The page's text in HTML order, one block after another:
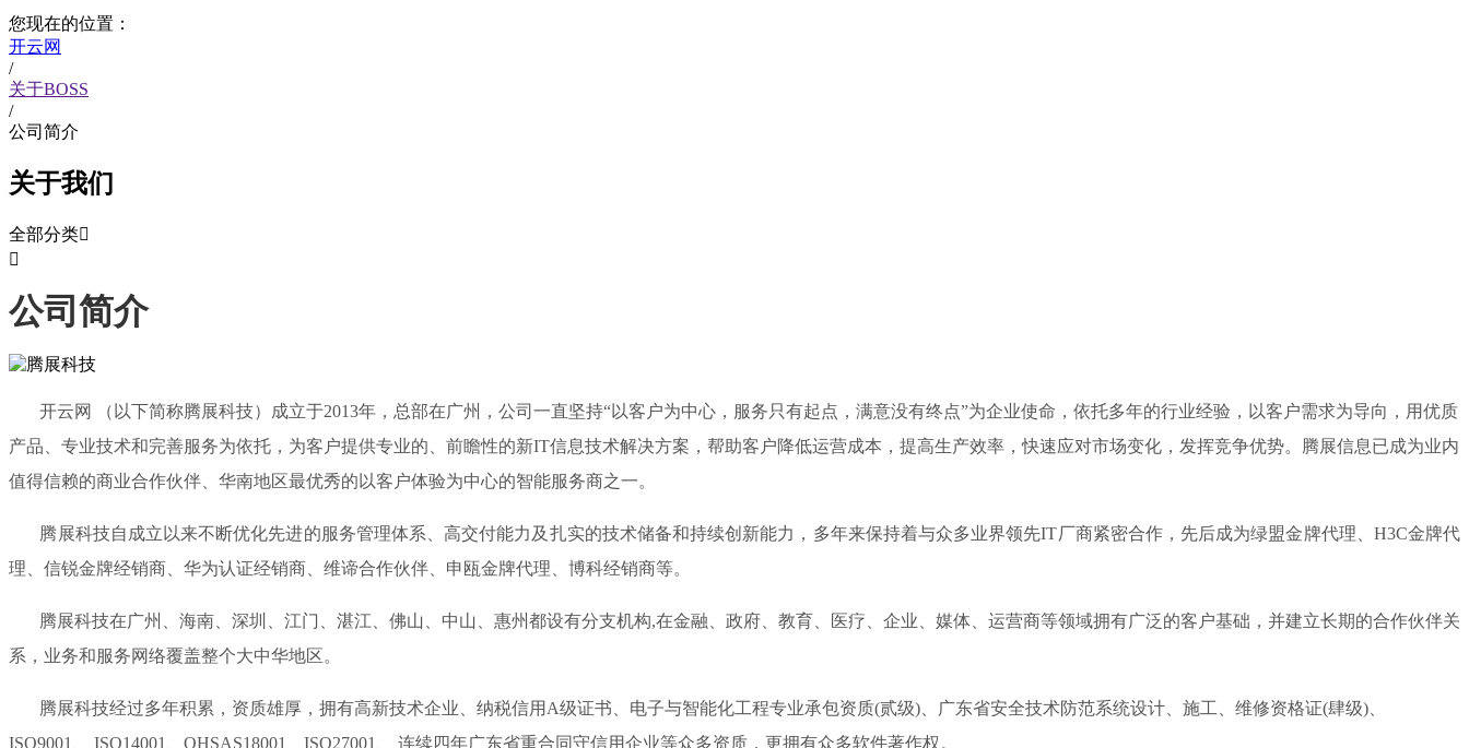
您现在的位置：
开云网
/
关于BOSS
/
公司简介
关于我们
全部分类

公司简介
开云网 （以下简称腾展科技）成立于2013年，总部在广州，公司一直坚持“以客户为中心，服务只有起点，满意没有终点”为企业使命，依托多年的行业经验，以客户需求为导向，用优质
产品、专业技术和完善服务为依托，为客户提供专业的、前瞻性的新IT信息技术解决方案，帮助客户降低运营成本，提高生产效率，快速应对市场变化，发挥竞争优势。腾展信息已成为业内
值得信赖的商业合作伙伴、华南地区最优秀的以客户体验为中心的智能服务商之一。
腾展科技自成立以来不断优化先进的服务管理体系、高交付能力及扎实的技术储备和持续创新能力，多年来保持着与众多业界领先IT厂商紧密合作，先后成为绿盟金牌代理、H3C金牌代
理、信锐金牌经销商、华为认证经销商、维谛合作伙伴、申瓯金牌代理、博科经销商等。
腾展科技在广州、海南、深圳、江门、湛江、佛山、中山、惠州都设有分支机构,在金融、政府、教育、医疗、企业、媒体、运营商等领域拥有广泛的客户基础，并建立长期的合作伙伴关
系，业务和服务网络覆盖整个大中华地区。
腾展科技经过多年积累，资质雄厚，拥有高新技术企业、纳税信用A级证书、电子与智能化工程专业承包资质(贰级)、广东省安全技术防范系统设计、施工、维修资格证(肆级)、
ISO9001、 ISO14001、OHSAS18001、ISO27001、 连续四年广东省重合同守信用企业等众多资质，更拥有众多软件著作权。